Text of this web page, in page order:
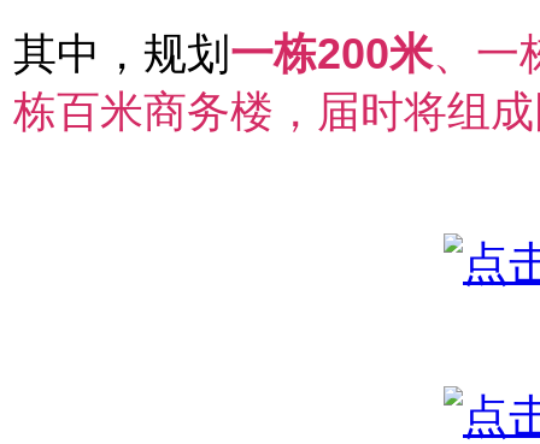
其中，规划 一栋200米、一
栋百米商务楼，届时将组